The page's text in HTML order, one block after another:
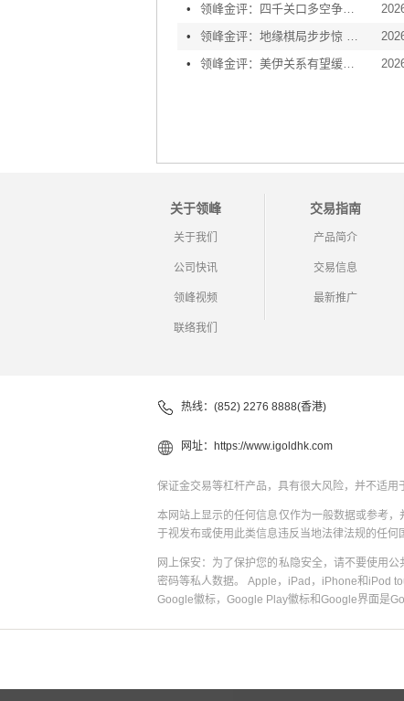
•
领峰金评：四千关口多空争夺 加息阴云笼罩金市
•
•
领峰金评：美伊关系有望缓和 黄金趁势迅速反弹
关于领峰
关于我们
公司快讯
领峰视频
联络我们
交易指南
产品简介
交易信息
最新推广
热线：(852) 2276 8888(香港)
网址： https://www.igoldhk.com
保证金交易等杠杆产品，具有很大风险，并不适
本网站上显示的任何信息仅作为一般数据或参考
于视发布或使用此类信息违反当地法律法规的任
网上保安：为了保护您的私隐安全，请不要使用
密码等私人数据。 Apple，iPad，iPhone和iPod
Google徽标，Google Play徽标和Google界面是